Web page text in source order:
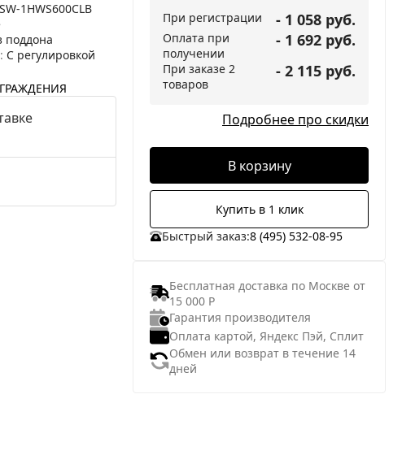
1HWS600CLB
поддона
С регулировкой
При регистрации - 1 058 руб.
Оплата при
получении
- 1 692 руб.
При заказе 2
товаров
- 2 115 руб.
Подробнее про скидки
В корзину
Купить в 1 клик
Быстрый заказ:8 (495) 532-08-95
Бесплатная доставка по Москве от
15 000 Р
Гарантия производителя
Оплата картой, Яндекс Пэй, Сплит
Обмен или возврат в течение 14
дней